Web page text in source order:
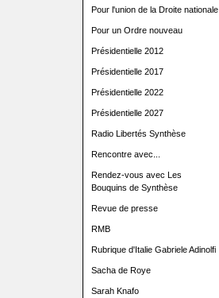
Pour l'union de la Droite nationale
Pour un Ordre nouveau
Présidentielle 2012
Présidentielle 2017
Présidentielle 2022
Présidentielle 2027
Radio Libertés Synthèse
Rencontre avec...
Rendez-vous avec Les
Bouquins de Synthèse
Revue de presse
RMB
Rubrique d'Italie Gabriele Adinolfi
Sacha de Roye
Sarah Knafo